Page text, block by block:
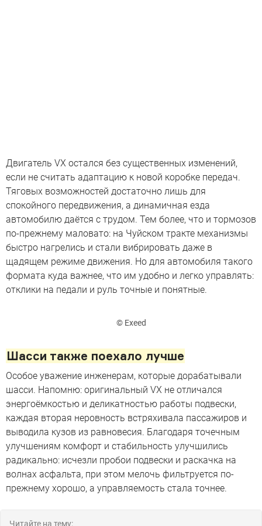
Двигатель VX остался без существенных изменений,
если не считать адаптацию к новой коробке передач.
Тяговых возможностей достаточно лишь для
спокойного передвижения, а динамичная езда
автомобилю даётся с трудом. Тем более, что и тормозов
по-прежнему маловато: на Чуйском тракте механизмы
быстро нагрелись и стали вибрировать даже в
щадящем режиме движения. Но для автомобиля такого
формата куда важнее, что им удобно и легко управлять:
отклики на педали и руль точные и понятные.
© Exeed
Шасси также поехало лучше
Особое уважение инженерам, которые дорабатывали
шасси. Напомню: оригинальный VX не отличался
энергоёмкостью и деликатностью работы подвески,
каждая вторая неровность встряхивала пассажиров и
выводила кузов из равновесия. Благодаря точечным
улучшениям комфорт и стабильность улучшились
радикально: исчезли пробои подвески и раскачка на
волнах асфальта, при этом мелочь фильтруется по-
прежнему хорошо, а управляемость стала точнее.
Читайте на тему: